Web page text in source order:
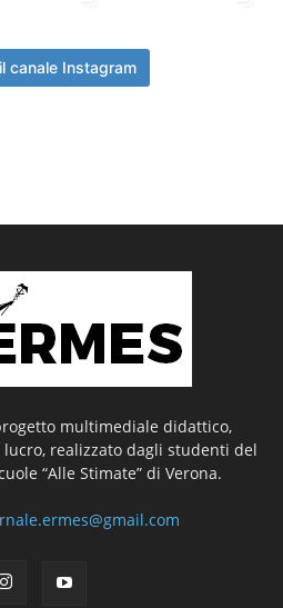
canale Instagram
multimediale didattico,
realizzato dagli studenti del
“Alle Stimate” di Verona.